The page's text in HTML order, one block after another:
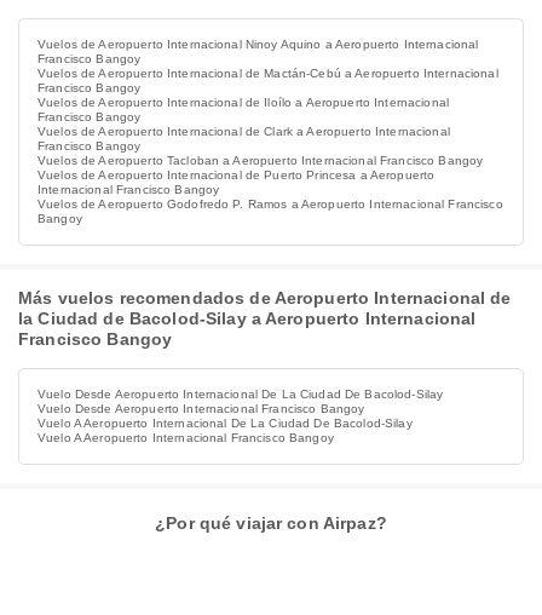
Vuelos de Aeropuerto Internacional Ninoy Aquino a Aeropuerto Internacional
Francisco Bangoy
Vuelos de Aeropuerto Internacional de Mactán-Cebú a Aeropuerto Internacional
Francisco Bangoy
Vuelos de Aeropuerto Internacional de Iloílo a Aeropuerto Internacional
Francisco Bangoy
Vuelos de Aeropuerto Internacional de Clark a Aeropuerto Internacional
Francisco Bangoy
Vuelos de Aeropuerto Tacloban a Aeropuerto Internacional Francisco Bangoy
Vuelos de Aeropuerto Internacional de Puerto Princesa a Aeropuerto
Internacional Francisco Bangoy
Vuelos de Aeropuerto Godofredo P. Ramos​​ a Aeropuerto Internacional Francisco
Bangoy
Más vuelos recomendados de Aeropuerto Internacional de
la Ciudad de Bacolod-Silay a Aeropuerto Internacional
Francisco Bangoy
Vuelo Desde Aeropuerto Internacional De La Ciudad De Bacolod-Silay
Vuelo Desde Aeropuerto Internacional Francisco Bangoy
Vuelo A Aeropuerto Internacional De La Ciudad De Bacolod-Silay
Vuelo A Aeropuerto Internacional Francisco Bangoy
¿Por qué viajar con Airpaz?